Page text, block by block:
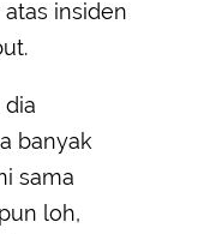
insiden
banyak
sama
loh,